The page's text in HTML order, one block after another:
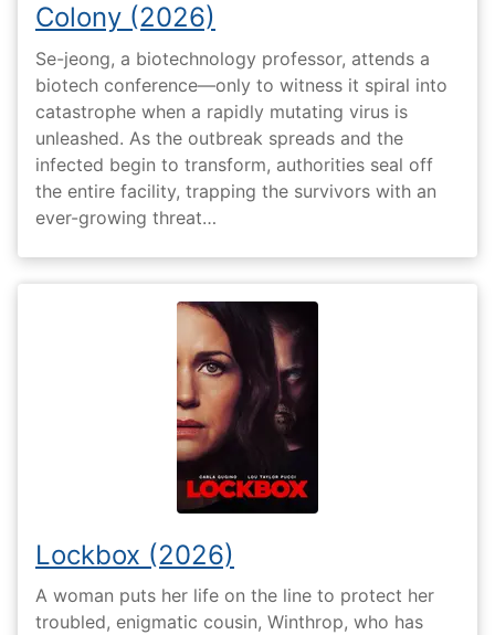
Colony (2026)
Se-jeong, a biotechnology professor, attends a
biotech conference—only to witness it spiral into
catastrophe when a rapidly mutating virus is
unleashed. As the outbreak spreads and the
infected begin to transform, authorities seal off
the entire facility, trapping the survivors with an
ever-growing threat…
Lockbox (2026)
A woman puts her life on the line to protect her
troubled, enigmatic cousin, Winthrop, who has